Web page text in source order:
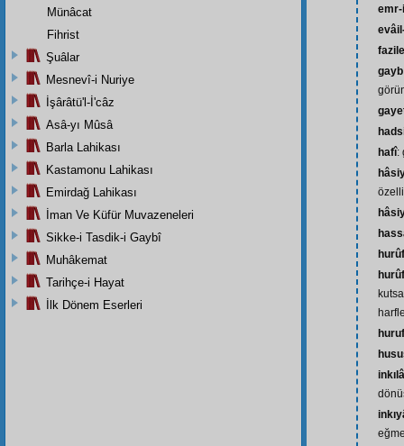
gayb
hafî:
hurûf
Münâcat
Fihrist
Şuâlar
Mesnevî-i Nuriye
İşârâtü'l-İ'câz
Asâ-yı Mûsâ
Barla Lahikası
Kastamonu Lahikası
Emirdağ Lahikası
İman Ve Küfür Muvazeneleri
Sikke-i Tasdik-i Gaybî
Muhâkemat
Tarihçe-i Hayat
İlk Dönem Eserleri